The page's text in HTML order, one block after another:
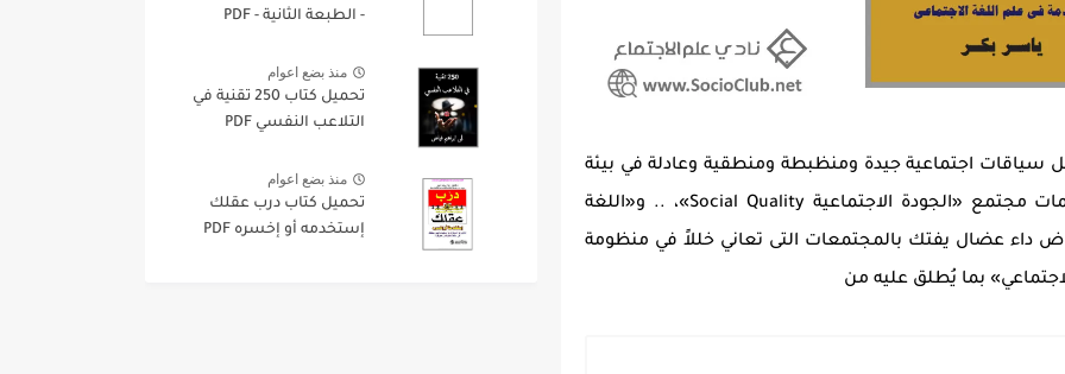
اجتماعية جيدة ومنظبطة ومنطقية وعادلة في بيئة
صحية ومناخ نظيف، وتتوافر في مكوناتها سمات مجتمع «الجودة الاجتماعية Social Quality»، .. و«اللغة
داء عضال يفتك بالمجتمعات التى تعاني خللاً في منظومة
بما يُطلق عليه من
- الطبعة الثانية - PDF
منذ بضع اعوام
تحميل كتاب 250 تقنية في
التلاعب النفسي PDF
منذ بضع اعوام
تحميل كتاب درب عقلك
إستخدمه أو إخسره PDF